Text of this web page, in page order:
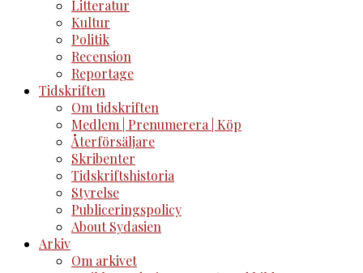
Litteratur
Kultur
Politik
Recension
Reportage
Tidskriften
Om tidskriften
Medlem | Prenumerera | Köp
Återförsäljare
Skribenter
Tidskriftshistoria
Styrelse
Publiceringspolicy
About Sydasien
Arkiv
Om arkivet